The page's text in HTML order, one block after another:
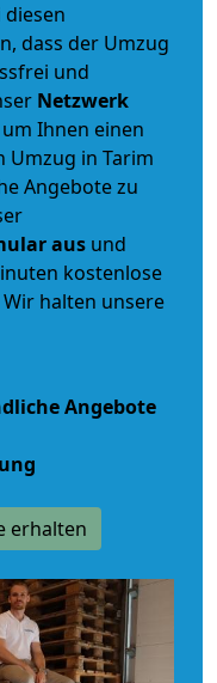
dass der Umzug
und
Netzwerk
Ihnen einen
Umzug in Tarim
Angebote zu
aus und
kostenlose
halten unsere
Angebote
erhalten